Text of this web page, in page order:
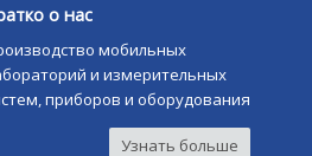
о нас
мобильных
и измерительных
приборов и оборудования
Узнать больше